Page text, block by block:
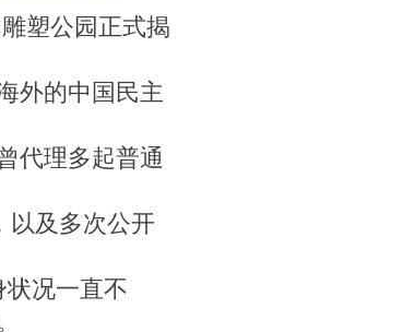
塑公园正式揭
外的中国民主
代理多起普通
及多次公开
况一直不